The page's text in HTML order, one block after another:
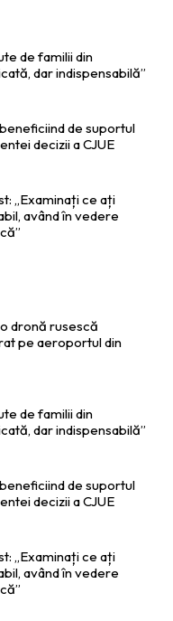
de familii din
dar indispensabilă”
de suportul
decizii a CJUE
„Examinați ce ați
având în vedere
dronă rusescă
pe aeroportul din
de familii din
dar indispensabilă”
de suportul
decizii a CJUE
„Examinați ce ați
având în vedere